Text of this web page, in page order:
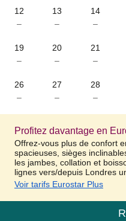
12
–
13
–
14
–
19
–
20
–
21
–
26
–
27
–
28
–
Profitez davantage en
Offrez-vous plus de confort
spacieuses, sièges
les jambes, collation et
lignes vers/depuis Londres
Voir tarifs Eurostar Plus